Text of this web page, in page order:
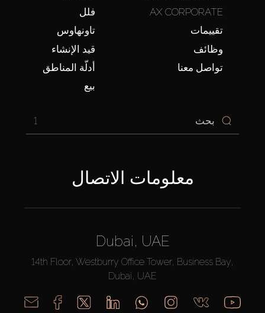
فلل
تاونهاوس
قيد الإنشاء
أدلّة المناطق
بيع
AX CORPORATE
تقييمات
وظائف
تواصل معنا
1
معلومات الاتصال
Dubai, UAE
14th Floor, Westburry Office Tower, Business Bay,
Dubai, UAE